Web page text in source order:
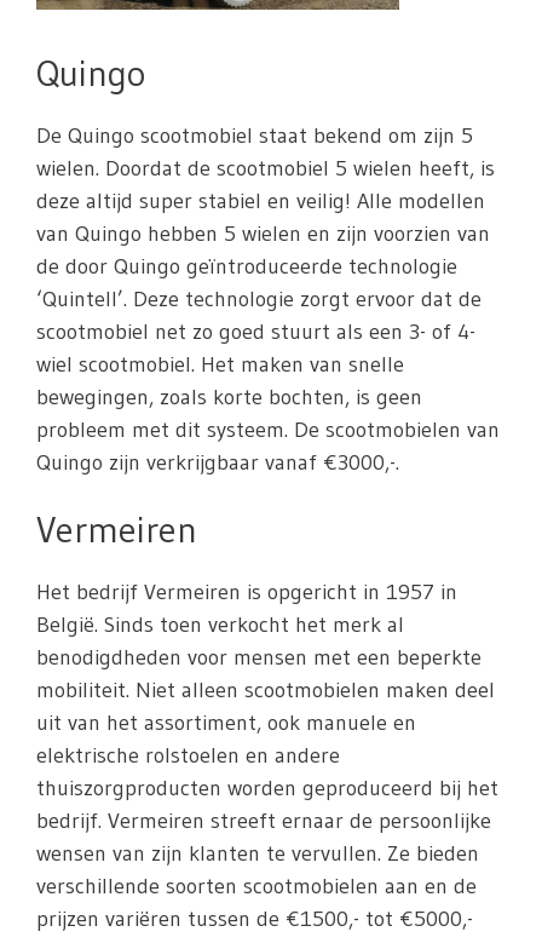
Quingo
De Quingo scootmobiel staat bekend om zijn 5
wielen. Doordat de scootmobiel 5 wielen heeft, is
deze altijd super stabiel en veilig! Alle modellen
van Quingo hebben 5 wielen en zijn voorzien van
de door Quingo geïntroduceerde technologie
‘Quintell’. Deze technologie zorgt ervoor dat de
scootmobiel net zo goed stuurt als een 3- of 4-
wiel scootmobiel. Het maken van snelle
bewegingen, zoals korte bochten, is geen
probleem met dit systeem. De scootmobielen van
Quingo zijn verkrijgbaar vanaf €3000,-.
Vermeiren
Het bedrijf Vermeiren is opgericht in 1957 in
België. Sinds toen verkocht het merk al
benodigdheden voor mensen met een beperkte
mobiliteit. Niet alleen scootmobielen maken deel
uit van het assortiment, ook manuele en
elektrische rolstoelen en andere
thuiszorgproducten worden geproduceerd bij het
bedrijf. Vermeiren streeft ernaar de persoonlijke
wensen van zijn klanten te vervullen. Ze bieden
verschillende soorten scootmobielen aan en de
prijzen variëren tussen de €1500,- tot €5000,-